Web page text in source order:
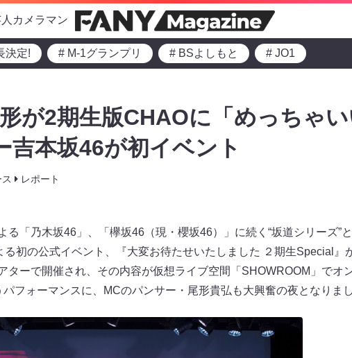
カメラマン
決定! # M-1グランプリ # BSよしもと # JO1
が2期生版CHAOに「めっちゃ
吉本坂46が初イベント
レポート
る「乃木坂46」、「欅坂46（現・櫻坂46）」に続く“坂道シリーズ”
る初の公式イベント、『大変お待たせいたしました ２期生Special』
ターで開催され、その内容が仮想ライブ空間「SHOWROOM」でオ
フォーマンスに、MCのパンサー・尾形貴弘も大興奮の夜となりまし